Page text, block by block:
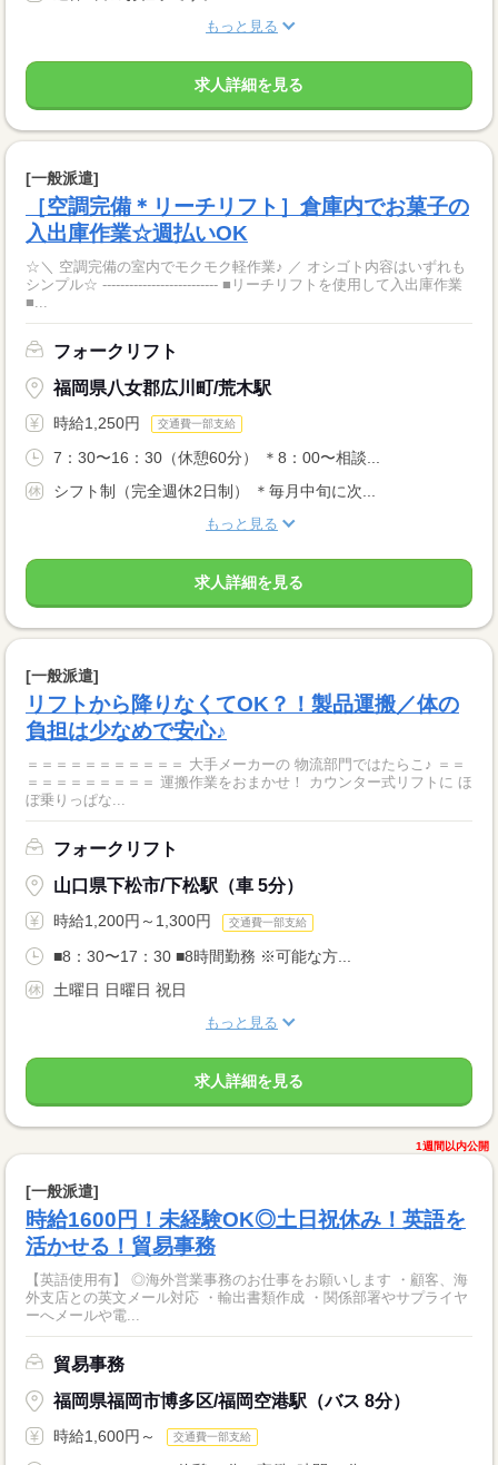
もっと見る
求人詳細を見る
[一般派遣]
［空調完備＊リーチリフト］倉庫内でお菓子の
入出庫作業☆週払いOK
☆＼ 空調完備の室内でモクモク軽作業♪ ／ オシゴト内容はいずれも
シンプル☆ -------------------------- ■リーチリフトを使用して入出庫作業
■...
フォークリフト
福岡県八女郡広川町/荒木駅
時給1,250円 交通費一部支給
7：30〜16：30（休憩60分） ＊8：00〜相談...
シフト制（完全週休2日制） ＊毎月中旬に次...
もっと見る
求人詳細を見る
[一般派遣]
リフトから降りなくてOK？！製品運搬／体の
負担は少なめで安心♪
＝＝＝＝＝＝＝＝＝＝＝ 大手メーカーの 物流部門ではたらこ♪ ＝＝
＝＝＝＝＝＝＝＝＝ 運搬作業をおまかせ！ カウンター式リフトに ほ
ぼ乗りっぱな...
フォークリフト
山口県下松市/下松駅（車 5分）
時給1,200円～1,300円 交通費一部支給
■8：30〜17：30 ■8時間勤務 ※可能な方...
土曜日 日曜日 祝日
もっと見る
求人詳細を見る
1週間以内公開
[一般派遣]
時給1600円！未経験OK◎土日祝休み！英語を
活かせる！貿易事務
【英語使用有】 ◎海外営業事務のお仕事をお願いします ・顧客、海
外支店との英文メール対応 ・輸出書類作成 ・関係部署やサプライヤ
ーへメールや電...
貿易事務
福岡県福岡市博多区/福岡空港駅（バス 8分）
時給1,600円～ 交通費一部支給